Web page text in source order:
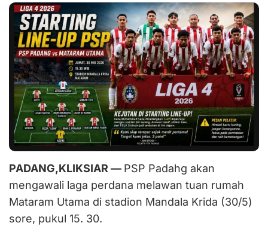
PADANG,KLIKSIAR — PSP Padahg akan
mengawali laga perdana melawan tuan rumah
Mataram Utama di stadion Mandala Krida (30/5)
sore, pukul 15. 30.